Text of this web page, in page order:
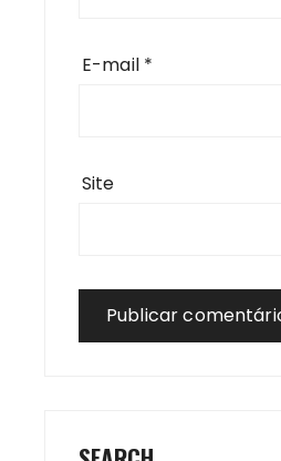
E-mail *
Site